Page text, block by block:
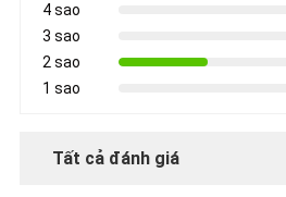
4 sao
3 sao
2 sao
1 sao
Tất cả đánh giá